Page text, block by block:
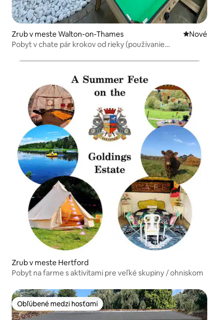
Zrub v meste Walton-on-Thames Nové
Nové
Pobyt v chate pár krokov od rieky (používanie
Zrub v meste Hertford
Pobyt na farme s aktivitami pre veľké skupiny / ohniskom
Obľúbené medzi hosťami
Obľúbené medzi hosťami